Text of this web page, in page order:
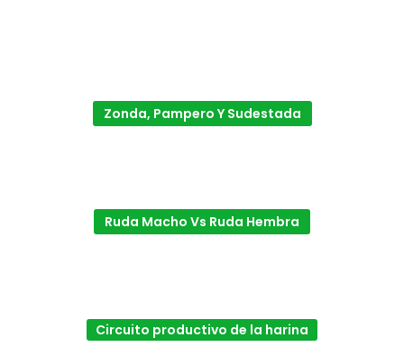
Zonda, Pampero Y Sudestada
Ruda Macho Vs Ruda Hembra
Circuito productivo de la harina